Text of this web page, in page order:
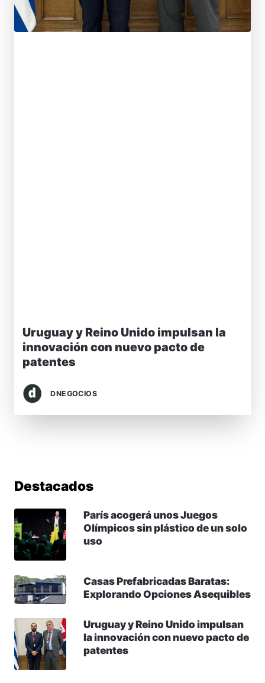
Uruguay y Reino Unido impulsan la
innovación con nuevo pacto de
patentes
DNEGOCIOS
Destacados
París acogerá unos Juegos
Olímpicos sin plástico de un solo
uso
Casas Prefabricadas Baratas:
Explorando Opciones Asequibles
Uruguay y Reino Unido impulsan
la innovación con nuevo pacto de
patentes